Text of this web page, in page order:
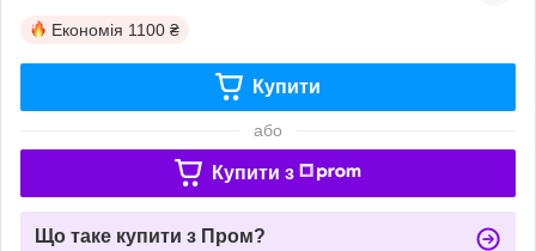
Економія 1100 ₴
Купити
або
Купити з
Що таке купити з Пром?